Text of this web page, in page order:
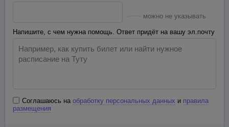
можно не указывать
Напишите, с чем нужна помощь. Ответ придёт на вашу эл.почту
Соглашаюсь на обработку персональных данных и правила
размещения